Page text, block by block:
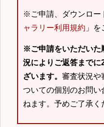
※ご申請、ダウンロー
ャラリー利用規約 」を
※ご申請をいただいた
況によりご返答まで
ざいます。 審査状況や
ついての個別のお問
ねます。予めご了承く